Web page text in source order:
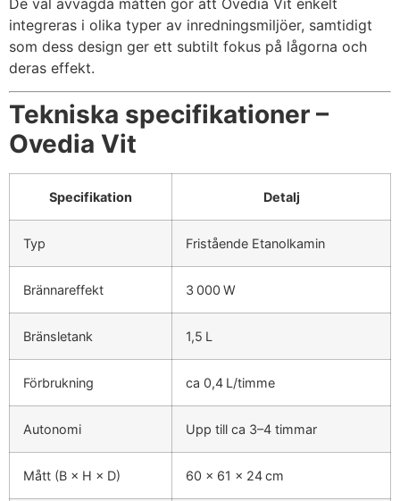
integreras i olika typer av inredningsmiljöer, samtidigt
som dess design ger ett subtilt fokus på lågorna och
deras effekt.
Tekniska specifikationer –
Ovedia Vit
Specifikation Detalj
Typ Fristående Etanolkamin
Brännareffekt 3 000 W
Bränsletank 1,5 L
Förbrukning ca 0,4 L/timme
Autonomi Upp till ca 3–4 timmar
Mått (B × H × D) 60 × 61 × 24 cm